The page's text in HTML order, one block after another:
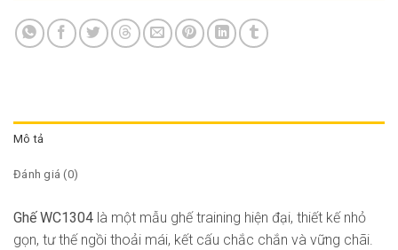
Mô tả
Đánh giá (0)
Ghế WC1304 là một mẫu ghế training hiện đại, thiết kế nhỏ
gọn, tư thế ngồi thoải mái, kết cấu chắc chắn và vững chãi.